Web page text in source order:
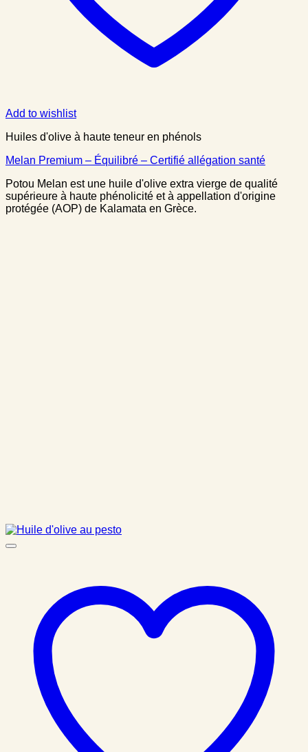
Add to wishlist
Huiles d'olive à haute teneur en phénols
Melan Premium – Équilibré – Certifié allégation santé
Potou Melan est une huile d'olive extra vierge de qualité
supérieure à haute phénolicité et à appellation d'origine
protégée (AOP) de Kalamata en Grèce.